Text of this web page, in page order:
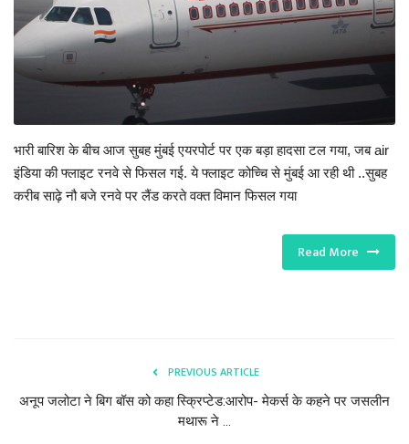
भारी बारिश के बीच आज सुबह मुंबई एयरपोर्ट पर एक बड़ा हादसा टल गया, जब air
इंडिया की फ्लाइट रनवे से फिसल गई. ये फ्लाइट कोच्चि से मुंबई आ रही थी ..सुबह
करीब साढ़े नौ बजे रनवे पर लैंड करते वक्त विमान फिसल गया
Read More
PREVIOUS ARTICLE
अनूप जलोटा ने बिग बॉस को कहा स्क्रिप्टेड:आरोप- मेकर्स के कहने पर जसलीन
मथारू ने ...